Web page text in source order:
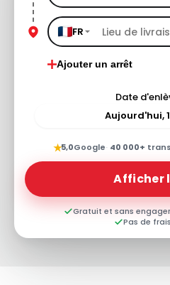
FR
Ajouter un arrêt
Date
★5,0Google· 40 000+
Afficher
Gratuit et sans
Pas de